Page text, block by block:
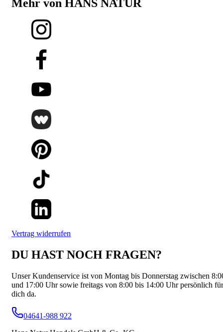
Mehr von HANS NATUR
Vertrag widerrufen
DU HAST NOCH FRAGEN?
Unser Kundenservice ist von Montag bis Donnerstag zwischen
und 17:00 Uhr sowie freitags von 8:00 bis 14:00 Uhr persönlich für
dich da.
04641-988 922